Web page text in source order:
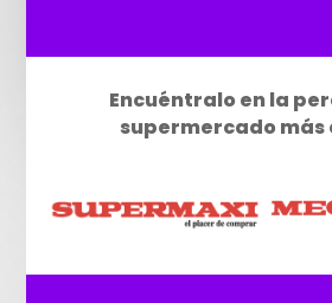
Encuéntralo en la
supermercado más